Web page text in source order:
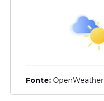
Fonte: OpenWeather